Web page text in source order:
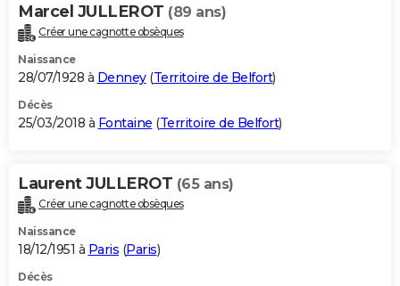
Marcel JULLEROT (89 ans)
Créer une cagnotte obsèques
Naissance
28/07/1928 à Denney(Territoire de Belfort)
Décès
25/03/2018 à Fontaine (Territoire de Belfort)
Laurent JULLEROT (65 ans)
Créer une cagnotte obsèques
Naissance
18/12/1951 à Paris (Paris)
Décès